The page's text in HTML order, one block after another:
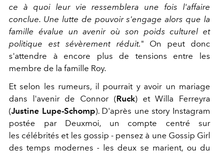
ce à quoi leur vie ressemblera une fois l'affaire
conclue. Une lutte de pouvoir s'engage alors que la
famille évalue un avenir où son poids culturel et
politique est sévèrement réduit." On peut donc
s'attendre à encore plus de tensions entre les
membre de la famille Roy.
Et selon les rumeurs, il pourrait y avoir un mariage
dans l'avenir de Connor (Ruck) et Willa Ferreyra
(Justine Lupe-Schomp). D'après une story Instagram
postée par Deuxmoi, un compte centré sur
les célébrités et les gossip - pensez à une Gossip Girl
des temps modernes - les deux se marient, ou du